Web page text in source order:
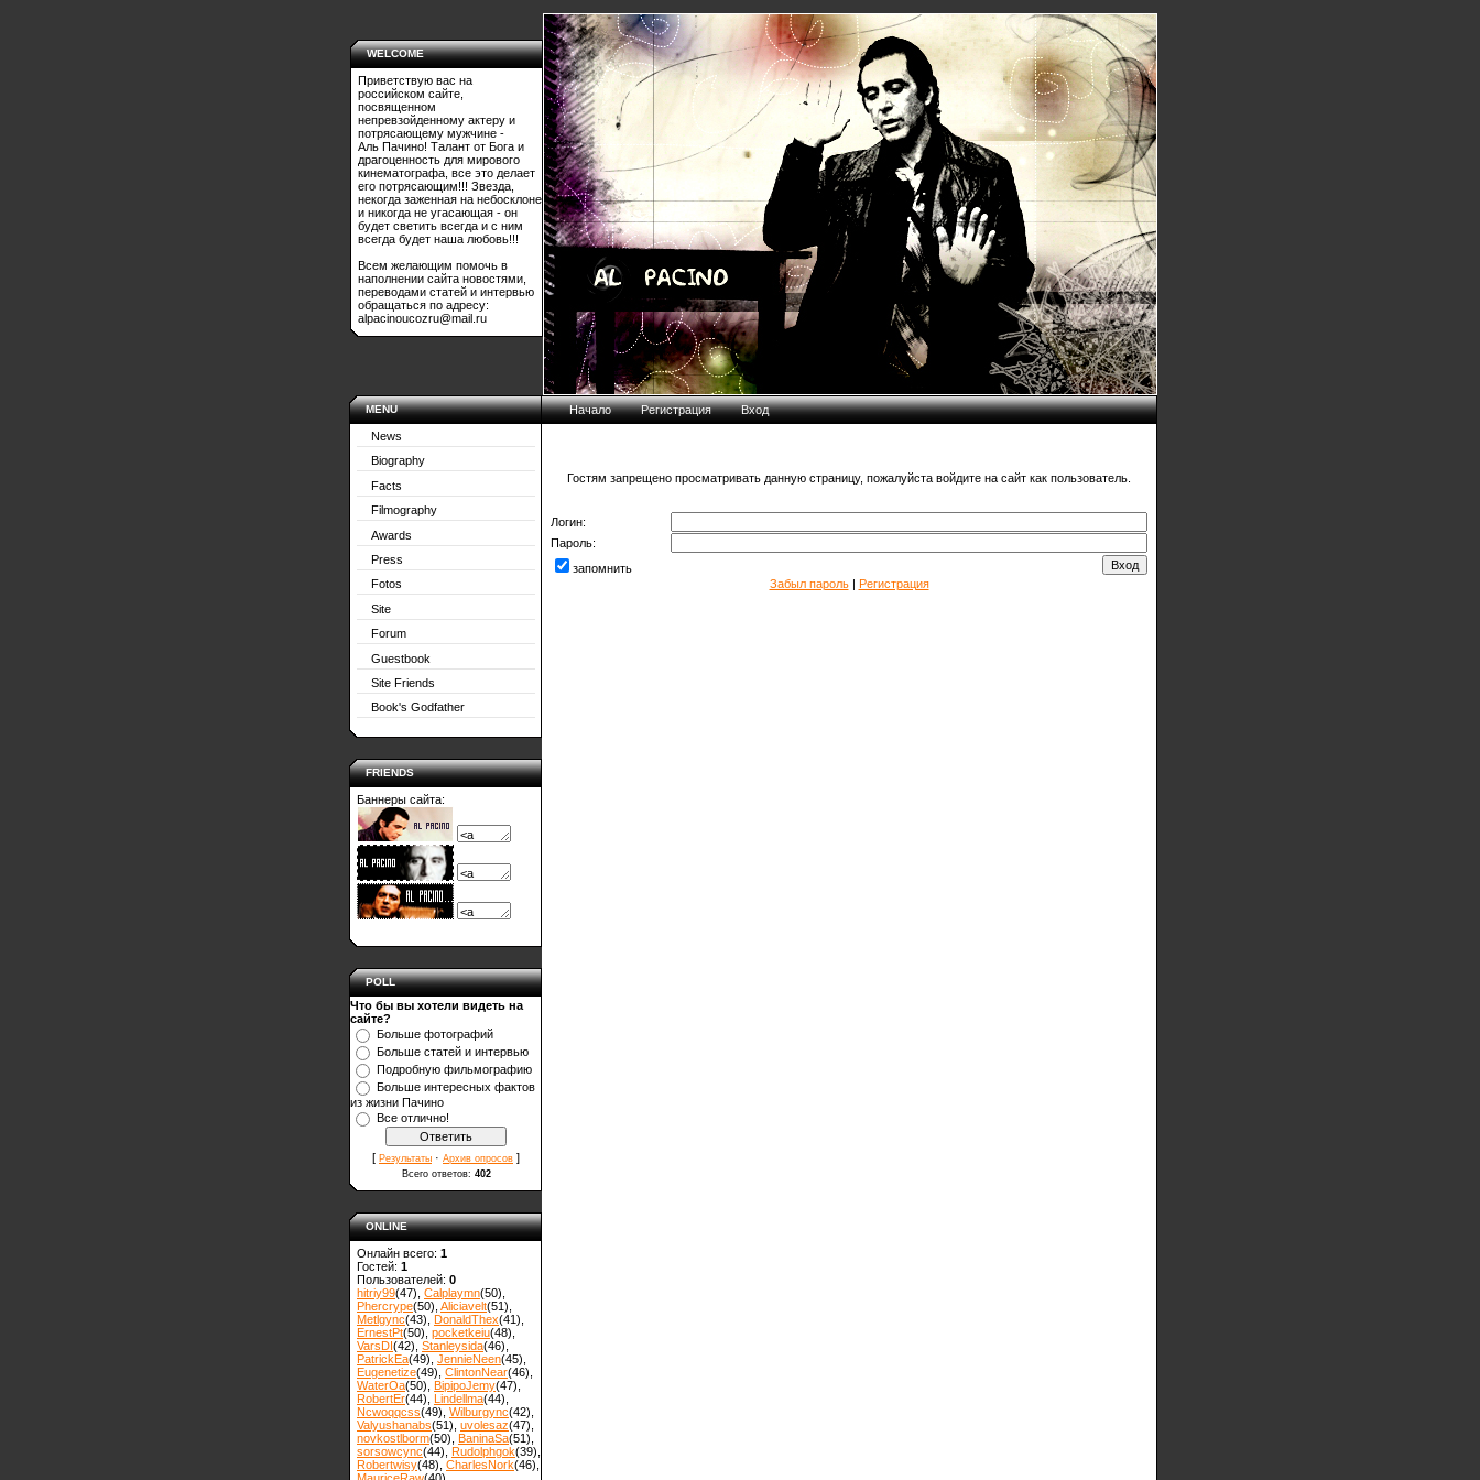
WELCOME
Приветствую вас на
российском сайте,
посвященном
непревзойденному актеру и
потрясающему мужчине -
Аль Пачино! Талант от Бога и
драгоценность для мирового
кинематографа, все это делает
его потрясающим!!! Звезда,
некогда заженная на небосклоне
и никогда не угасающая - он
будет светить всегда и с ним
всегда будет наша любовь!!!
Всем желающим помочь в
наполнении сайта новостями,
переводами статей и интервью
обращаться по адресу:
alpacinoucozru@mail.ru
MENU
News
Biography
Facts
Filmography
Awards
Press
Fotos
Site
Forum
Guestbook
Site Friends
Book's Godfather
FRIENDS
Баннеры сайта:
POLL
Что бы вы хотели видеть на
сайте?
Больше фотографий
Больше статей и интервью
Подробную фильмографию
Больше интересных фактов
из жизни Пачино
Все отлично!
[ Результаты · Архив опросов ]
Всего ответов: 402
ONLINE
Онлайн всего: 1
Гостей: 1
Пользователей: 0
hitriy99(47) Calplaymn(50)
Phercrype(50) Aliciavelt(51)
Metlgync(43) DonaldThex(41)
ErnestPt(50) pocketkeiu(48)
VarsDI(42) Stanleysida(46)
PatrickEa(49) JennieNeen(45)
Eugenetize(49) ClintonNear(46)
WaterOa(50) BipipoJemy(47)
RobertEr(44) Lindellma(44)
Ncwoqqcss(49) Wilburgync(42)
Valyushanabs(51) uvolesaz(47)
novkostlborm(50) ВaninaSa(51)
sorsowcync(44) Rudolphgok(39)
Robertwisy(48) CharlesNork(46)
Начало Регистрация Вход
Гостям запрещено просматривать данную страницу, пожалуйста войдите на сайт как пользователь.
Логин:
Пароль:
запомнить
Забыл пароль| Регистрация